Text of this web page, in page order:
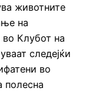
животните
на
во Клубот на
следејќи
во
полесна